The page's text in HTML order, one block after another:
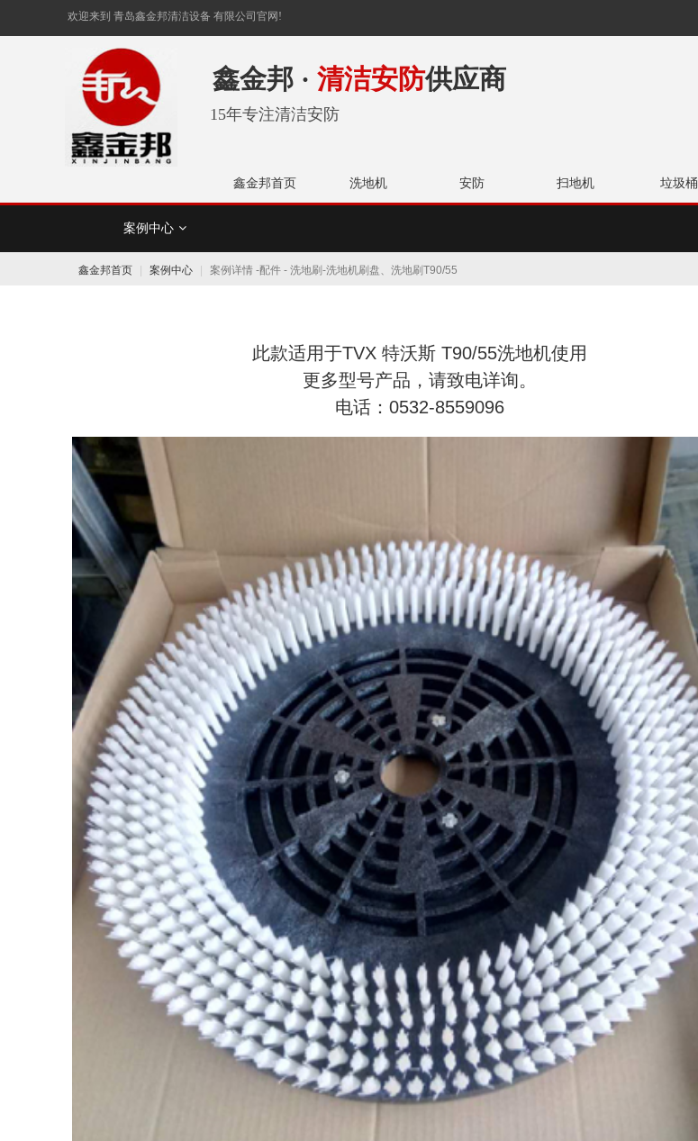
欢迎来到 青岛鑫金邦清洁设备 有限公司官网!
鑫金邦首页 洗地机 安防 扫地机 垃圾桶
15年专注清洁安防
鑫金邦 · 清洁安防供应商
案例中心
设备类 工具类
鑫金邦首页 案例中心 案例详情 -配件 - 洗地刷-洗地机刷盘、洗地刷T90/55
此款适用于TVX 特沃斯 T90/55洗地机使用
更多型号产品，请致电详询。
电话：0532-8559096